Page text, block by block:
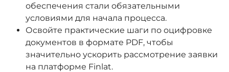
обеспечения стали обязательными
условиями для начала процесса.
Освойте практические шаги по оцифровке
документов в формате PDF, чтобы
значительно ускорить рассмотрение заявки
на платформе Finlat.